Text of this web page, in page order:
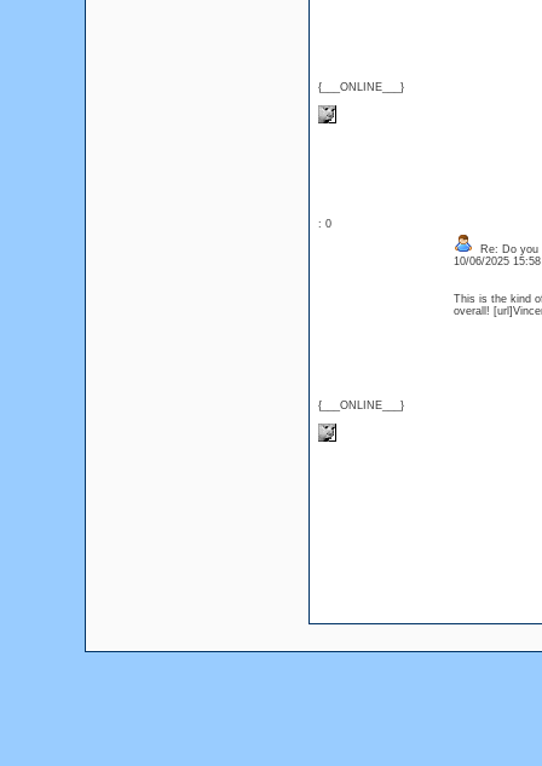
{___ONLINE___}
: 0
{___ONLINE___}
Re: Do you
10/06/2025
This is the kind
overall!